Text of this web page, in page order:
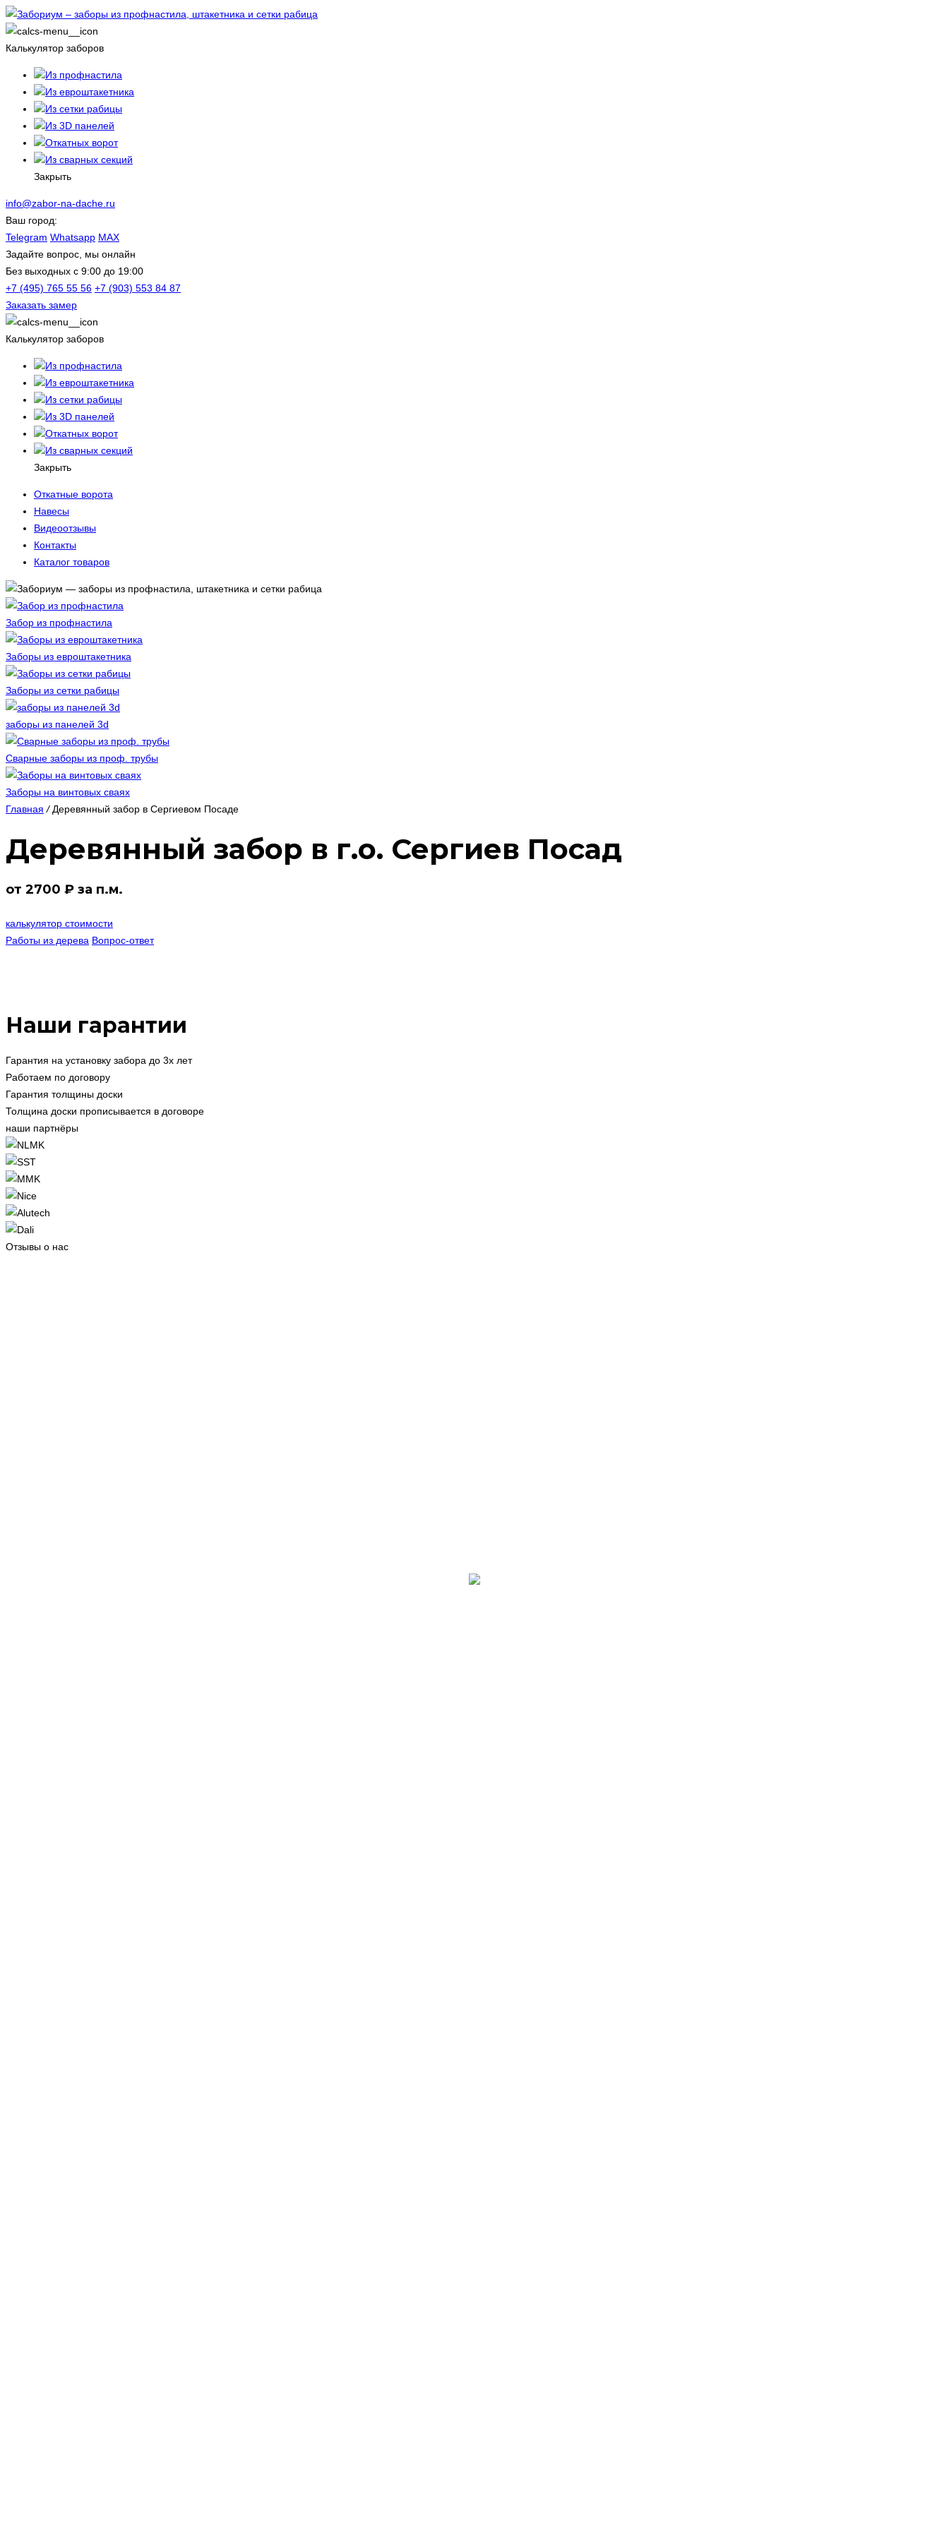
Калькулятор заборов
Из профнастила
Из евроштакетника
Из сетки рабицы
Из 3D панелей
Откатных ворот
Из сварных секций
Закрыть
info@zabor-na-dache.ru
Ваш город:
Telegram Whatsapp MAX
Задайте вопрос, мы онлайн
Без выходных c 9:00 до 19:00
+7 (495) 765 55 56 +7 (903) 553 84 87
Заказать замер
Калькулятор заборов
Из профнастила
Из евроштакетника
Из сетки рабицы
Из 3D панелей
Откатных ворот
Из сварных секций
Закрыть
Откатные ворота
Навесы
Видеоотзывы
Контакты
Каталог товаров
Забор из профнастила
Заборы из евроштакетника
Заборы из сетки рабицы
заборы из панелей 3d
Сварные заборы из проф. трубы
Заборы на винтовых сваях
Главная / Деревянный забор в Сергиевом Посаде
Деревянный забор в г.о. Сергиев Посад
от 2700 ₽ за п.м.
калькулятор стоимости
Работы из дерева Вопрос-ответ
Наши гарантии
Гарантия на установку забора до 3х лет
Работаем по договору
Гарантия толщины доски
Толщина доски прописывается в договоре
наши партнёры
Отзывы о нас